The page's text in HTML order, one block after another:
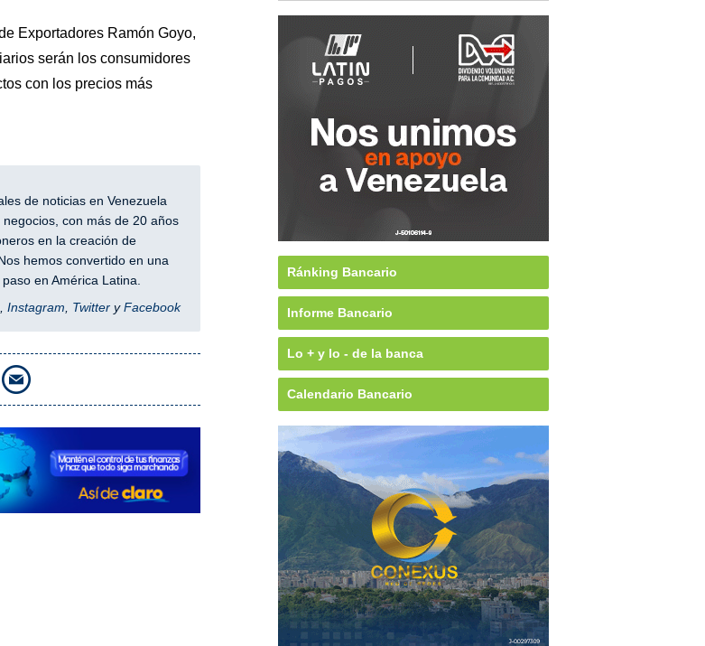
Exportadores Ramón Goyo,
serán los consumidores
con los precios más
de noticias en Venezuela
con más de 20 años
en la creación de
hemos convertido en una
en América Latina.
, Instagram, TwitteryFacebook
Ránking Bancario
Informe Bancario
Lo + y lo - de la banca
Calendario Bancario